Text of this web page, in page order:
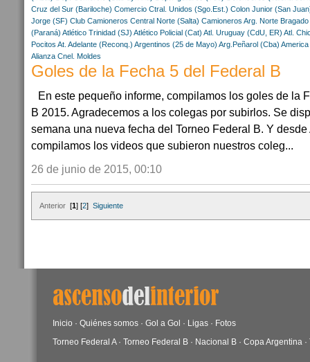
Cruz del Sur (Bariloche) Comercio Ctral. Unidos (Sgo.Est.) Colon Junior (San
Jorge (SF) Club Camioneros Central Norte (Salta) Camioneros Arg. Norte Bragado
(Paraná) Atlético Trinidad (SJ) Atlético Policial (Cat) Atl. Uruguay (CdU, ER) Atl.
Pocitos At. Adelante (Reconq.) Argentinos (25 de Mayo) Arg.Peñarol (Cba)
Alianza Cnel. Moldes
Goles de la Fecha 5 del Federal B
En este pequeño informe, compilamos los goles de la
B 2015. Agradecemos a los colegas por subirlos. Se
semana una nueva fecha del Torneo Federal B. Y
compilamos los videos que subieron nuestros coleg...
26 de junio de 2015, 00:10
Anterior [1] [2] Siguiente
Inicio · Quiénes somos · Gol a Gol · Ligas · Fotos
Torneo Federal A· Torneo Federal B · Nacional B · Copa Argentina ·